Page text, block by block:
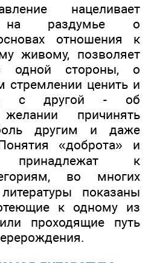
нацеливает
на раздумье о
отношения к
живому, позволяет
одной стороны, о
стремлении ценить и
с другой - об
причинять
другим и даже
«доброта» и
принадлежат к
во многих
показаны
к одному из
проходящие путь